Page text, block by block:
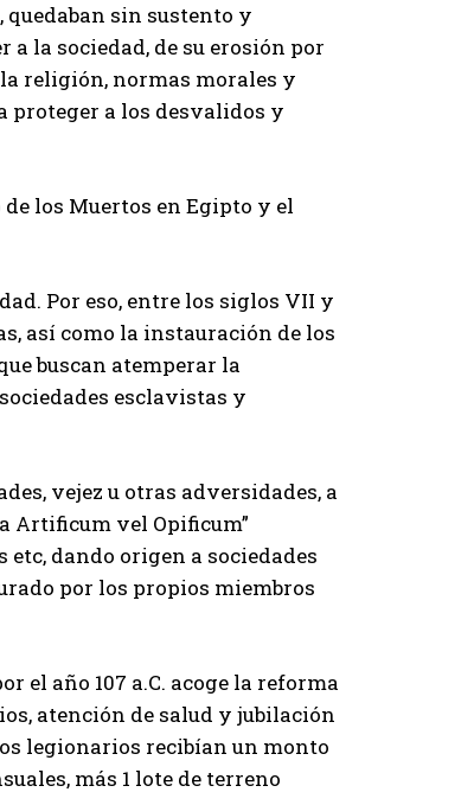
sin sustento y
a la sociedad, de su erosión por
la religión, normas morales y
proteger a los desvalidos y
los Muertos en Egipto y el
Por eso, entre los siglos VII y
así como la instauración de los
buscan atemperar la
esclavistas y
vejez u otras adversidades, a
Artificum vel Opificum”
dando origen a sociedades
por los propios miembros
el año 107 a.C. acoge la reforma
atención de salud y jubilación
legionarios recibían un monto
más 1 lote de terreno